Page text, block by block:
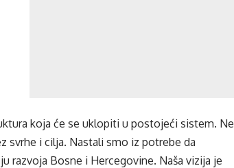
koja će se uklopiti u postojeći sistem. Ne
svrhe i cilja. Nastali smo iz potrebe da
razvoja Bosne i Hercegovine. Naša vizija je